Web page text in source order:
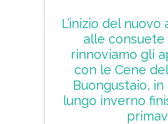
L’inizio del
alle consuete
rinnoviamo gli
con le Cene
Buongustaio,
lungo inverno